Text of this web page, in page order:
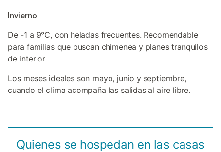
Invierno
De -1 a 9°C, con heladas frecuentes. Recomendable
para familias que buscan chimenea y planes tranquilos
de interior.
Los meses ideales son mayo, junio y septiembre,
cuando el clima acompaña las salidas al aire libre.
Quienes se hospedan en las casas